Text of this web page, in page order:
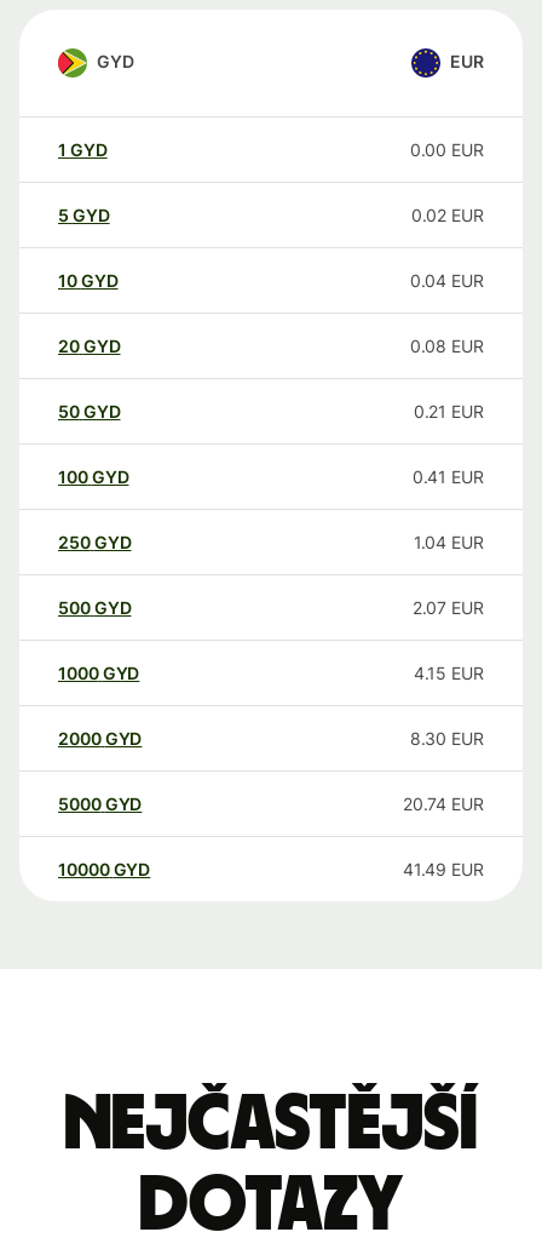
GYD EUR
1 GYD 0.00 EUR
5 GYD 0.02 EUR
10GYD 0.04 EUR
20GYD 0.08 EUR
50GYD 0.21 EUR
100GYD 0.41 EUR
250GYD 1.04 EUR
500GYD 2.07 EUR
1000GYD 4.15 EUR
2000GYD 8.30 EUR
5000GYD 20.74 EUR
10000 GYD 41.49 EUR
Nejčastější
dotazy